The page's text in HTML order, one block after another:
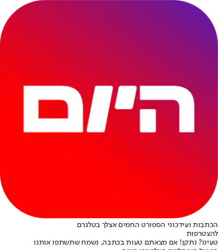
הכתבות ועידכוני הספורט החמים אצלך בטלגרם
להצטרפות
טעינו? נתקן! אם מצאתם טעות בכתבה, נשמח שתשתפו אותנו